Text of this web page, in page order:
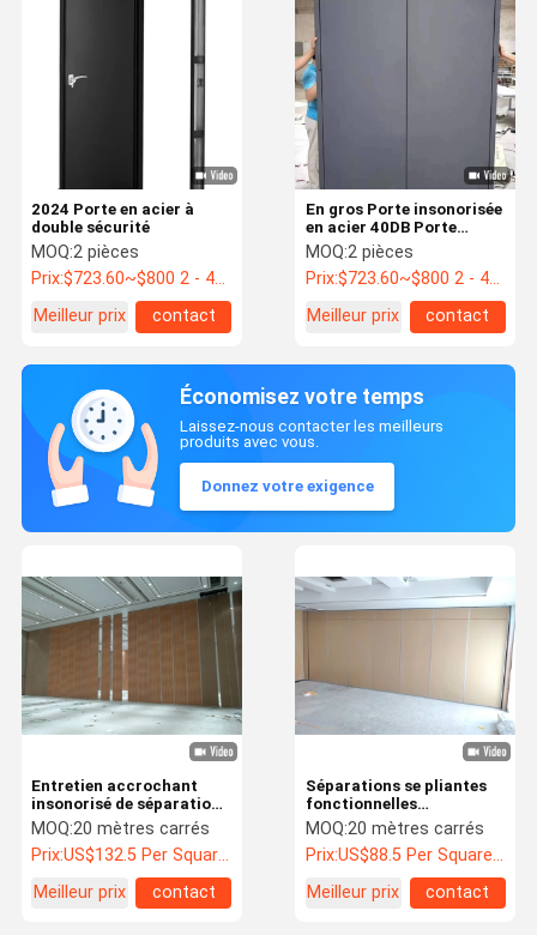
2024 Porte en acier à
double sécurité
MOQ:2 pièces
Prix:$723.60~$800 2 - 49 pieces, $638.80 50~$720 99 pieces , 100 - 199 pieces $621.7
Meilleur prix
contact
En gros Porte insonorisée
en acier 40DB Porte
ignifuge Porte double
MOQ:2 pièces
Prix:$723.60~$800 2 - 49 pieces, $638.80 50~$720 99 pieces , 100 - 199 pieces $621.7
Meilleur prix
contact
Économisez votre temps
Laissez-nous contacter les meilleurs
produits avec vous.
Donnez votre exigence
Séparations se pliantes
fonctionnelles
acoustiques de panneau
de GV pour la salle de
conférences
MOQ:20 mètres carrés
Prix:US$88.5 Per Square Meter
Meilleur prix
contact
Entretien accrochant
insonorisé de séparation
de lieu de réunion de
diviseurs de pièce bas
MOQ:20 mètres carrés
Prix:US$132.5 Per Square Meter
Meilleur prix
contact